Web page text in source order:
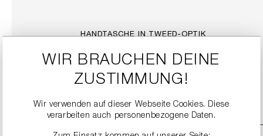
HANDTASCHE IN TWEED-OPTIK
DETAILS
WIR BRAUCHEN DEINE
ZUSTIMMUNG!
Wir verwenden auf dieser Webseite Cookies. Diese
verarbeiten auch personenbezogene Daten.